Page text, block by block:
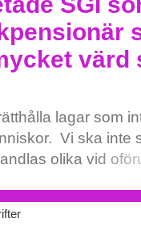
värd
lagar som
Vi ska inte
olika vid
ska tvingas leva
idag 2025.